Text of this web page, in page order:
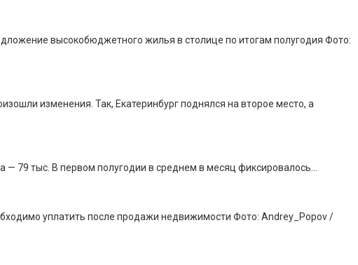
высокобюджетного жилья в столице по итогам полугодия Фото:
изменения. Так, Екатеринбург поднялся на второе место, а
— 79 тыс. В первом полугодии в среднем в месяц фиксировалось…
уплатить после продажи недвижимости Фото: Andrey_Popov /